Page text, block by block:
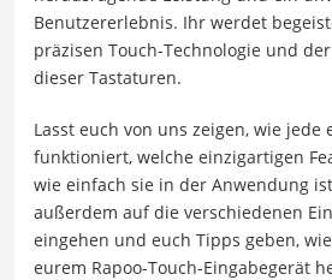
Benutzererlebnis. Ihr werdet
präzisen Touch-Technologie und
dieser Tastaturen.
Lasst euch von uns zeigen, wie jede
funktioniert, welche einzigartigen
wie einfach sie in der Anwendung
außerdem auf die verschiedenen
eingehen und euch Tipps geben,
eurem Rapoo-Touch-Eingabegerät